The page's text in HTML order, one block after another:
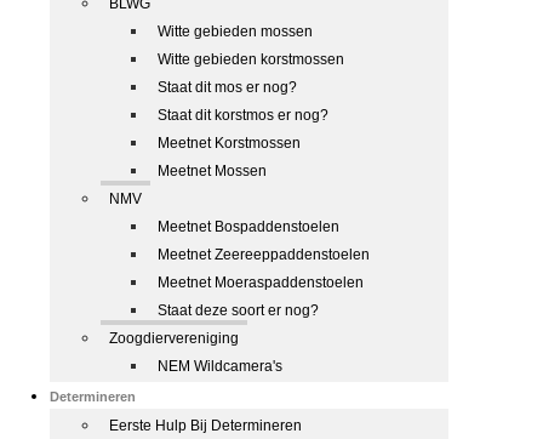
BLWG
Witte gebieden mossen
Witte gebieden korstmossen
Staat dit mos er nog?
Staat dit korstmos er nog?
Meetnet Korstmossen
Meetnet Mossen
NMV
Meetnet Bospaddenstoelen
Meetnet Zeereeppaddenstoelen
Meetnet Moeraspaddenstoelen
Staat deze soort er nog?
Zoogdiervereniging
NEM Wildcamera's
Determineren
Eerste Hulp Bij Determineren